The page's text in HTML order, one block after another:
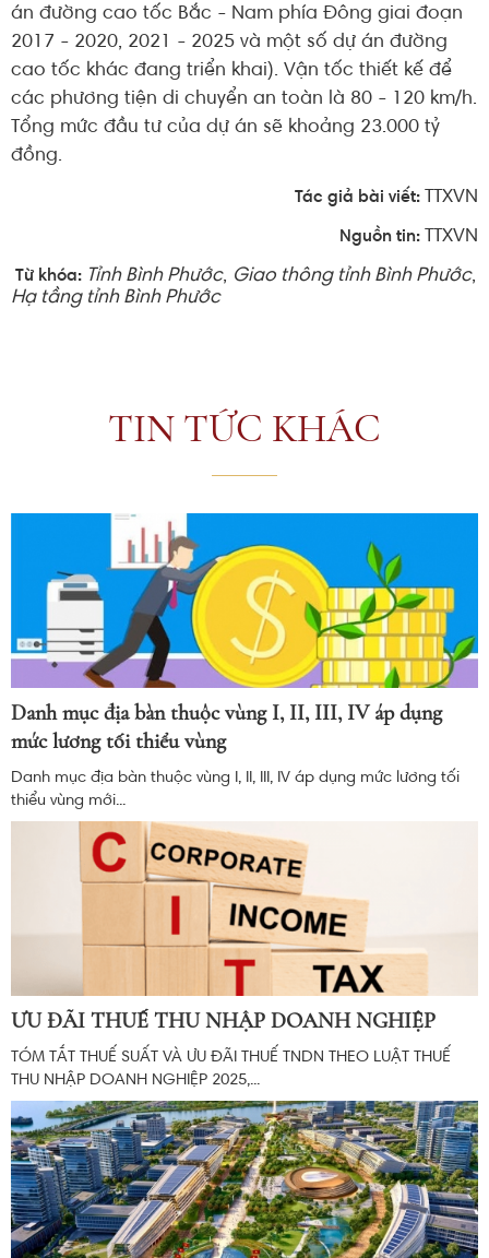
án đường cao tốc Bắc - Nam phía Đông giai đoạn
2017 - 2020, 2021 - 2025 và một số dự án đường
cao tốc khác đang triển khai). Vận tốc thiết kế để
các phương tiện di chuyển an toàn là 80 - 120 km/h.
Tổng mức đầu tư của dự án sẽ khoảng 23.000 tỷ
đồng.
Tác giả bài viết: TTXVN
Nguồn tin: TTXVN
Từ khóa: Tỉnh Bình Phước, Giao thông tỉnh Bình Phước,
Hạ tầng tỉnh Bình Phước
TIN TỨC KHÁC
Danh mục địa bàn thuộc vùng I, II, III, IV áp dụng
mức lương tối thiểu vùng
Danh mục địa bàn thuộc vùng I, II, III, IV áp dụng mức lương tối
thiểu vùng mới...
ƯU ĐÃI THUẾ THU NHẬP DOANH NGHIỆP
TÓM TẮT THUẾ SUẤT VÀ ƯU ĐÃI THUẾ TNDN THEO LUẬT THUẾ
THU NHẬP DOANH NGHIỆP 2025,...